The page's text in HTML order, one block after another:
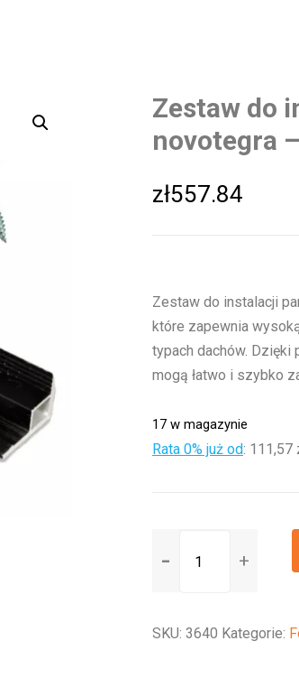
Zestaw do
novotegra
zł557.84
Zestaw do instalacji
które zapewnia
typach dachów.
mogą łatwo i szybko
17 w magazynie
Rata 0% już od: 111,57
Zestaw
paneli
SKU: 3640 Kategorie: